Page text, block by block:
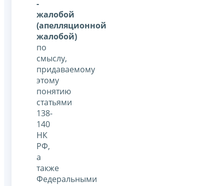
-
жалобой
(апелляционной
жалобой)
по
смыслу,
придаваемому
этому
понятию
статьями
138-
140
НК
РФ,
а
также
Федеральными